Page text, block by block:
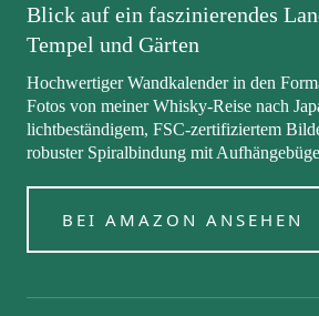
Blick auf ein faszinierendes
Tempel und Gärten
Hochwertiger Wandkalender in den
Fotos von meiner Whisky-Reise nach
lichtbeständigem, FSC-zertifiziertem
robuster Spiralbindung mit
BEI AMAZON ANSEHEN